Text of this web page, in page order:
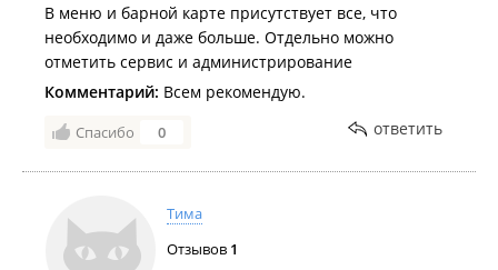
В меню и барной карте присутствует все, что
необходимо и даже больше. Отдельно можно
отметить сервис и администрирование
Комментарий: Всем рекомендую.
Спасибо 0 ответить
Тима
Отзывов 1